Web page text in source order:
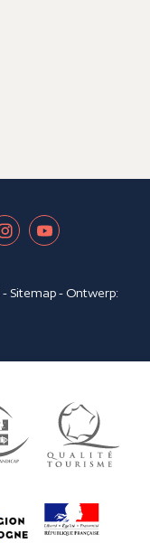
- Sitemap- Ontwerp: